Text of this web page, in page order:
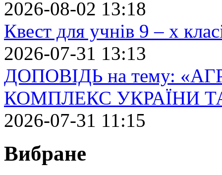
2026-08-02 13:18
Квест для учнів 9 – х
2026-07-31 13:13
ДОПОВІДЬ на тему:
КОМПЛЕКС УКРАЇНИ
2026-07-31 11:15
Вибране